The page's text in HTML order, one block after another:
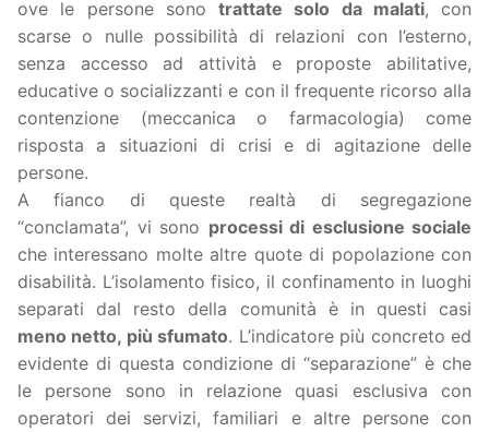
ove le persone sono trattate solo da malati, con
scarse o nulle possibilità di relazioni con l’esterno,
senza accesso ad attività e proposte abilitative,
educative o socializzanti e con il frequente ricorso alla
contenzione (meccanica o farmacologia) come
risposta a situazioni di crisi e di agitazione delle
persone.
A fianco di queste realtà di segregazione
“conclamata”, vi sono processi di esclusione sociale
che interessano molte altre quote di popolazione con
disabilità. L’isolamento fisico, il confinamento in luoghi
separati dal resto della comunità è in questi casi
meno netto, più sfumato. L’indicatore più concreto ed
evidente di questa condizione di “separazione” è che
le persone sono in relazione quasi esclusiva con
operatori dei servizi, familiari e altre persone con